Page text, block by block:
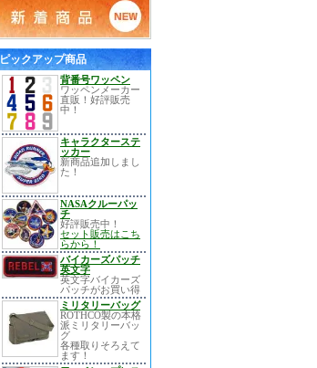
ピックアップ商品
背番号ワッペン
ワッペンメーカー
直販！好評販売
中！
キャラクターステ
ッカー
新商品追加しまし
た！
NASAクルーパッ
チ
好評販売中！
セット販売はこち
らから！
バイカーズパッチ
英文字
英文字バイカーズ
パッチがお買い得
ミリタリーバッグ
ROTHCO製の本格
派ミリタリーバッ
グ
各種取りそろえて
ます！